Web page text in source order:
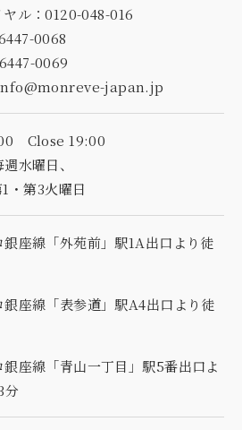
ヤル：0120-048-016
0068
0069
japan.jp
Close 19:00
水曜日、
・第3火曜日
銀座線「外苑前」駅1A出口より徒
銀座線「表参道」駅A4出口より徒
銀座線「青山一丁目」駅5番出口よ
分